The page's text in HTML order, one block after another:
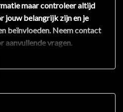
maar controleer altijd
jouw belangrijk zijn en je
beïnvloeden. Neem contact
aanvullende vragen.